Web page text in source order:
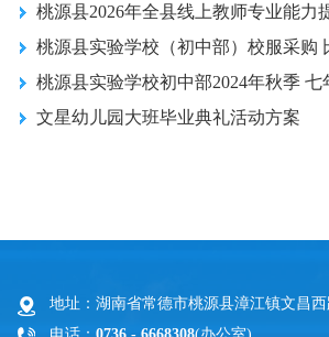
桃源县实验学校（初中部）校服采购
桃源县实验学校初中部2024年秋季 七
文星幼儿园大班毕业典礼活动方案
地址：湖南省常德市桃源县漳江镇文昌西